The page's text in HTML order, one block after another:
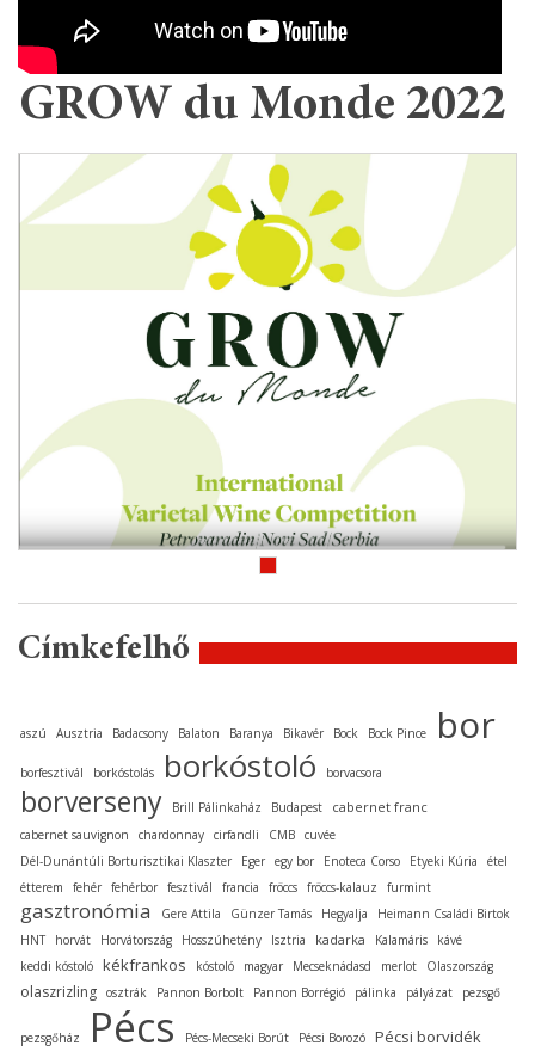
GROW du Monde 2022
Címkefelhő
aszú Ausztria Badacsony Balaton Baranya Bikavér Bock Bock Pince bor
borfesztivál borkóstolás borkóstoló borvacsora
borverseny Brill Pálinkaház Budapest cabernet franc
cabernet sauvignon chardonnay cirfandli CMB cuvée
Dél-Dunántúli Borturisztikai Klaszter
Eger egy bor Enoteca Corso Etyeki Kúria
étel
étterem
fehér fehérbor fesztivál francia fröccs fröccs-kalauz furmint
gasztronómia Gere Attila Günzer Tamás Hegyalja
Heimann Családi Birtok
HNT
horvát Horvátország Hosszúhetény Isztria kadarka Kalamáris
kávé
keddi kóstoló kékfrankos kóstoló magyar Mecseknádasd merlot Olaszország
olaszrizling osztrák Pannon Borbolt Pannon Borrégió pálinka pályázat pezsgő
pezsgőház Pécs Pécs-Mecseki Borút Pécsi Borozó Pécsi borvidék